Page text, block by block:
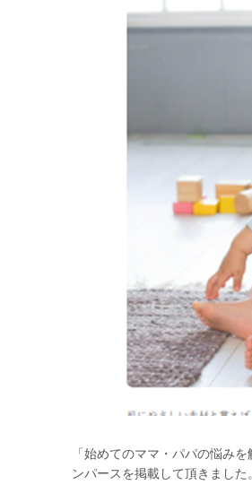
「始めてのママ・パパの悩み
ンパースを掲載して頂きまし